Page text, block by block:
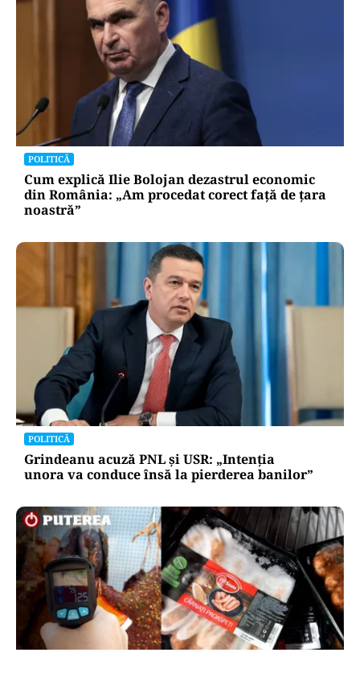
POLITICĂ
Cum explică Ilie Bolojan dezastrul economic
din România: „Am procedat corect față de țara
noastră”
POLITICĂ
Grindeanu acuză PNL și USR: „Intenția
unora va conduce însă la pierderea banilor”